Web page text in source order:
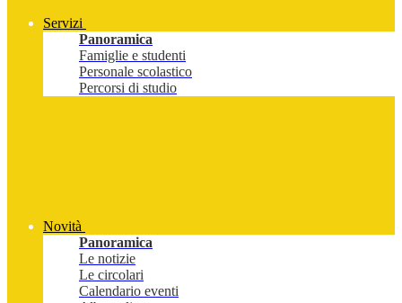
Servizi
Panoramica
Famiglie e studenti
Personale scolastico
Percorsi di studio
Novità
Panoramica
Le notizie
Le circolari
Calendario eventi